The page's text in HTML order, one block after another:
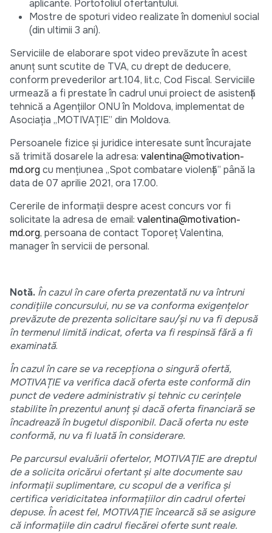
aplicante. Portofoliul ofertantului.
Mostre de spoturi video realizate în domeniul social
(din ultimii 3 ani).
Serviciile de elaborare spot video prevăzute în acest
anunț sunt scutite de TVA, cu drept de deducere,
conform prevederilor art.104, lit.c, Cod Fiscal. Serviciile
urmează a fi prestate în cadrul unui proiect de asistență
tehnică a Agențiilor ONU în Moldova, implementat de
Asociația „MOTIVAȚIE” din Moldova.
Persoanele fizice și juridice interesate sunt încurajate
să trimită dosarele la adresa: valentina@motivation-
md.org cu mențiunea „Spot combatare violență” până la
data de 07 aprilie 2021, ora 17.00.
Cererile de informații despre acest concurs vor fi
solicitate la adresa de email: valentina@motivation-
md.org, persoana de contact Toporeț Valentina,
manager în servicii de personal.
Notă. În cazul în care oferta prezentată nu va întruni
condiţiile concursului, nu se va conforma exigenţelor
prevăzute de prezenta solicitare sau/şi nu va fi depusă
în termenul limită indicat, oferta va fi respinsă fără a fi
examinată.
În cazul în care se va recepționa o singură ofertă,
MOTIVAȚIE va verifica dacă oferta este conformă din
punct de vedere administrativ și tehnic cu cerințele
stabilite în prezentul anunț și dacă oferta financiară se
încadrează în bugetul disponibil. Dacă oferta nu este
conformă, nu va fi luată în considerare.
Pe parcursul evaluării ofertelor, MOTIVAȚIE are dreptul
de a solicita oricărui ofertant și alte documente sau
informații suplimentare, cu scopul de a verifica și
certifica veridicitatea informațiilor din cadrul ofertei
depuse. În acest fel, MOTIVAȚIE încearcă să se asigure
că informațiile din cadrul fiecărei oferte sunt reale.